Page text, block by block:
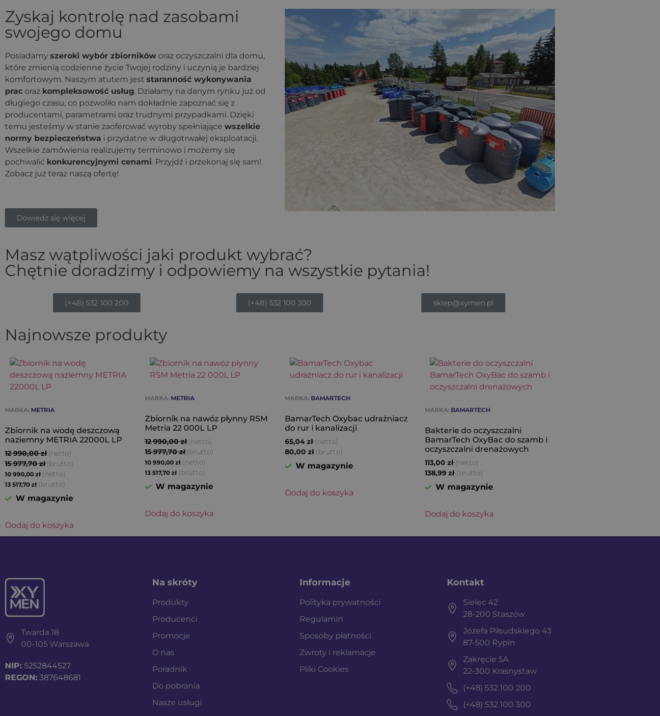
Zyskaj kontrolę nad zasobami
swojego domu
Posiadamy szeroki wybór zbiorników oraz oczyszczalni dla domu,
które zmienią codzienne życie Twojej rodziny i uczynią je bardziej
komfortowym. Naszym atutem jest staranność wykonywania
prac oraz kompleksowość usług. Działamy na danym rynku już od
długiego czasu, co pozwoliło nam dokładnie zapoznać się z
producentami, parametrami oraz trudnymi przypadkami. Dzięki
temu jesteśmy w stanie zaoferować wyroby spełniające wszelkie
normy bezpieczeństwa i przydatne w długotrwałej eksploatacji.
Wszelkie zamówienia realizujemy terminowo i możemy się
pochwalić konkurencyjnymi cenami. Przyjdź i przekonaj się sam!
Zobacz już teraz naszą ofertę!
Dowiedz się więcej
Masz wątpliwości jaki produkt wybrać?
Chętnie doradzimy i odpowiemy na wszystkie pytania!
(+48) 532 100 200 (+48) 532 100 300 sklep@xymen.pl
Najnowsze produkty
MARKA: METRIA
Zbiornik na wodę deszczową
naziemny METRIA 22000L LP
12 990,00zł (netto)
15 977,70zł (brutto)
10 990,00 zł (netto)
13 517,70 zł (brutto)
W magazynie
Dodaj do koszyka
MARKA: METRIA
Zbiornik na nawóz płynny RSM
Metria 22 000L LP
12 990,00zł (netto)
15 977,70zł (brutto)
10 990,00 zł (netto)
13 517,70 zł (brutto)
W magazynie
Dodaj do koszyka
MARKA: BAMARTECH
BamarTech Oxybac udrażniacz
do rur i kanalizacji
65,04 zł (netto)
80,00 zł (brutto)
W magazynie
Dodaj do koszyka
MARKA: BAMARTECH
Bakterie do oczyszczalni
BamarTech OxyBac do szamb i
oczyszczalni drenażowych
113,00 zł (netto)
138,99 zł (brutto)
W magazynie
Dodaj do koszyka
Twarda 18
00-105 Warszawa
NIP: 5252844527
REGON: 387648681
Na skróty
Produkty
Producenci
Promocje
O nas
Poradnik
Do pobrania
Nasze usługi
Informacje
Polityka prywatności
Regulamin
Sposoby płatności
Zwroty i reklamacje
Pliki Cookies
Kontakt
Sielec 42
28-200 Staszów
Józefa Piłsudskiego 43
87-500 Rypin
Zakręcie 5A
22-300 Krasnystaw
(+48) 532 100 200
(+48) 532 100 300